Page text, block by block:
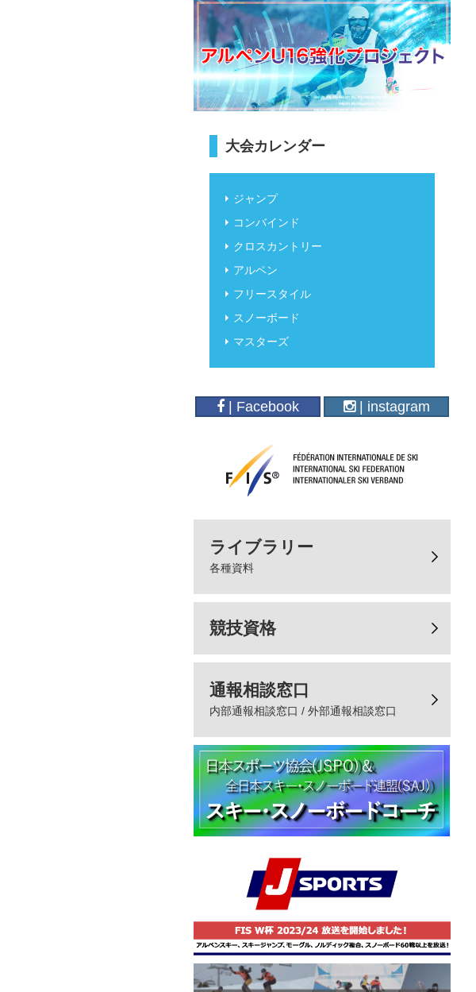
大会カレンダー
ジャンプ
コンバインド
クロスカントリー
アルペン
フリースタイル
スノーボード
マスターズ
| Facebook | instagram
ライブラリー
各種資料
競技資格
通報相談窓口
内部通報相談窓口 / 外部通報相談窓口